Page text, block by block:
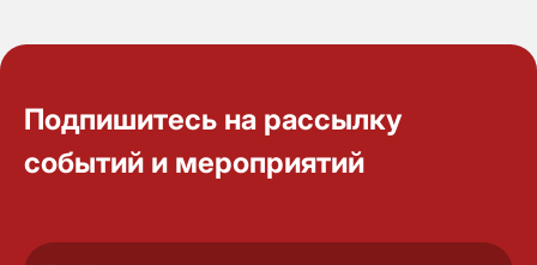
Подпишитесь на рассылку
событий и мероприятий